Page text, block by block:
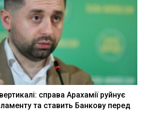
справа Арахамії руйнує
та ставить Банкову перед